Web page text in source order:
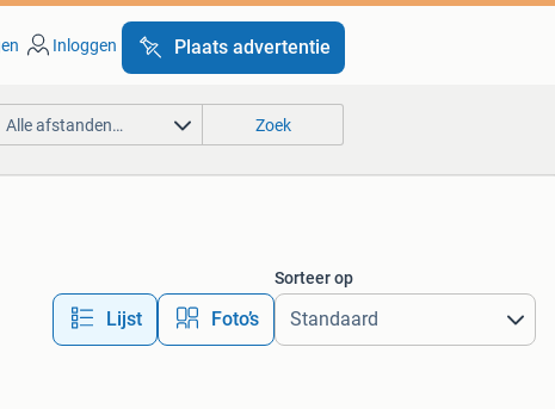
Inloggen Plaats advertentie
Alle afstanden… Zoek
Lijst Foto’s
Sorteer op